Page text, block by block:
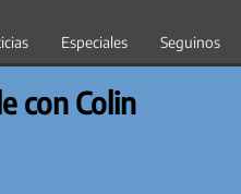
Especiales Seguinos
con Colin